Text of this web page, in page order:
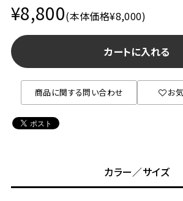
¥8,800(本体価格¥8,000)
カートに入れる
商品に関する問い合わせ お
カラー／サイズ